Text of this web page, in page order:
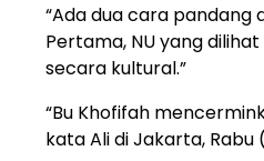
“Ada dua cara pandang
Pertama, NU yang
secara kultural.”
“Bu Khofifah
kata Ali di Jakarta, Rabu